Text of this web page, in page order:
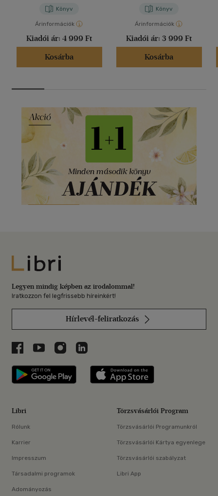
Könyv
Árinformációk
Kiadói ár: 4 999 Ft
Kosárba
Könyv
Árinformációk
Kiadói ár: 3 999 Ft
Kosárba
Libri
Legyen mindig képben az irodalommal!
Iratkozzon fel legfrissebb híreinkért!
Hírlevél-feliratkozás
Libri a Facebookon
Libri a Youtube-on
Libri az Instagramon
Libri a LinkedInen
Libri applikáció Szerezd meg: Google
Libri
Rólunk
Karrier
Impresszum
Társadalmi programok
Adományozás
Törzsvásárlói Program
Törzsvásárlói Programunkról
Törzsvásárlói Kártya egyenlege
Törzsvásárlói szabályzat
Libri App